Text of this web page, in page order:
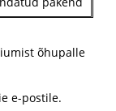
õhupalle
e-postile.